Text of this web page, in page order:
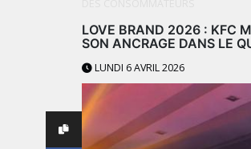
LOVE BRAND 2026 : KFC
SON ANCRAGE DANS LE
LUNDI 6 AVRIL 2026